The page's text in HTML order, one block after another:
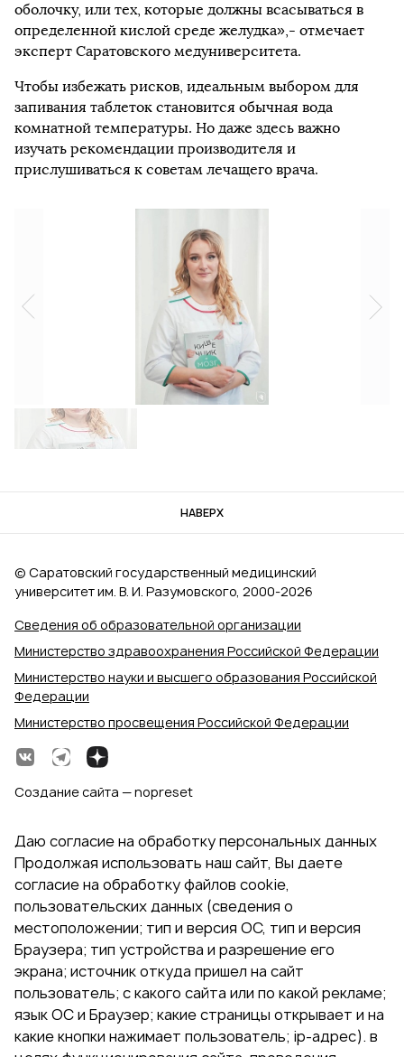
оболочку, или тех, которые должны всасываться в
определенной кислой среде желудка»,- отмечает
эксперт Саратовского медуниверситета.
Чтобы избежать рисков, идеальным выбором для
запивания таблеток становится обычная вода
комнатной температуры. Но даже здесь важно
изучать рекомендации производителя и
прислушиваться к советам лечащего врача.
НАВЕРХ
Сведения об образовательной организации
Министерство здравоохранения Российской Федерации
Министерство науки и высшего образования Российской
Федерации
Министерство просвещения Российской Федерации
© Саратовский государственный медицинский
университет им. В. И. Разумовского, 2000‑2026
Создание сайта — nopreset
Даю согласие на обработку персональных данных
Продолжая использовать наш сайт, Вы даете
согласие на обработку файлов cookie,
пользовательских данных (сведения о
местоположении; тип и версия ОС, тип и версия
Браузера; тип устройства и разрешение его
экрана; источник откуда пришел на сайт
пользователь; с какого сайта или по какой рекламе;
язык ОС и Браузер; какие страницы открывает и на
какие кнопки нажимает пользователь; ip-адрес). в